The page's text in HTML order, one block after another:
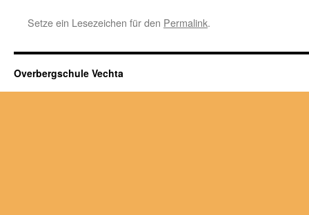
Setze ein Lesezeichen für den Permalink.
Overbergschule Vechta